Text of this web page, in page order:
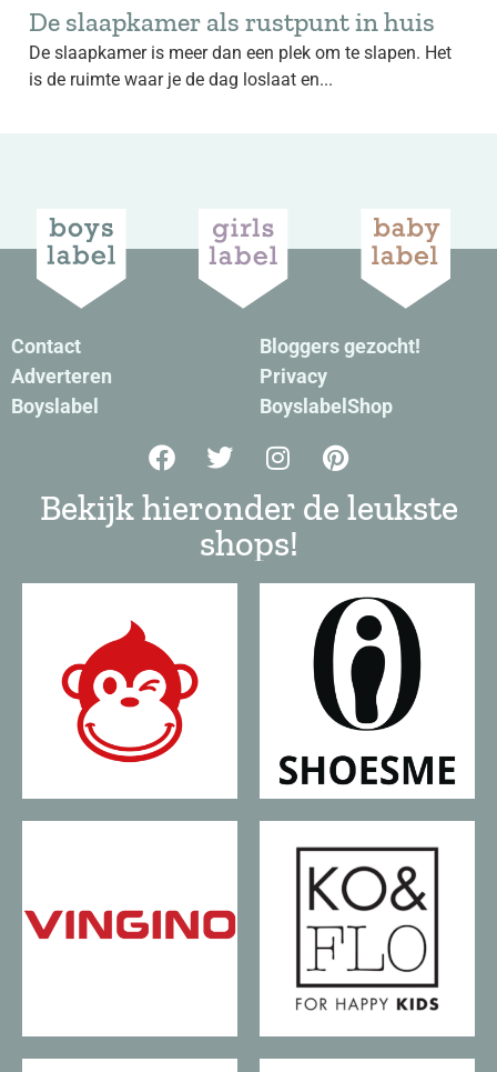
De slaapkamer als rustpunt in huis
De slaapkamer is meer dan een plek om te slapen. Het
is de ruimte waar je de dag loslaat en...
Contact
Adverteren
Boyslabel
Bloggers gezocht!
Privacy
BoyslabelShop
Bekijk hieronder de leukste
shops!